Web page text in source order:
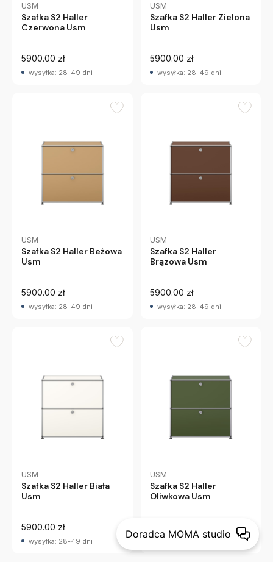
USM
Szafka S2 Haller
Czerwona Usm
5900.00 zł
wysyłka: 28-49 dni
USM
Szafka S2 Haller Zielona
Usm
5900.00 zł
wysyłka: 28-49 dni
USM
Szafka S2 Haller Beżowa
Usm
5900.00 zł
wysyłka: 28-49 dni
USM
Szafka S2 Haller
Brązowa Usm
5900.00 zł
wysyłka: 28-49 dni
USM
Szafka S2 Haller Biała
Usm
5900.00 zł
wysyłka: 28-49 dni
USM
Szafka S2 Haller
Oliwkowa Usm
Doradca MOMA studio